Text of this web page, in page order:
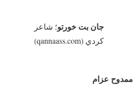
جان بت خورتو؛ شاعر
كردي (qannaass.com)
ممدوح عزام